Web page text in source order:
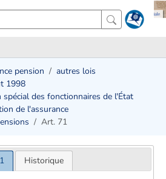
pension
autres lois
1998
spécial des fonctionnaires de l'État
de l'assurance
Art. 71
Historique